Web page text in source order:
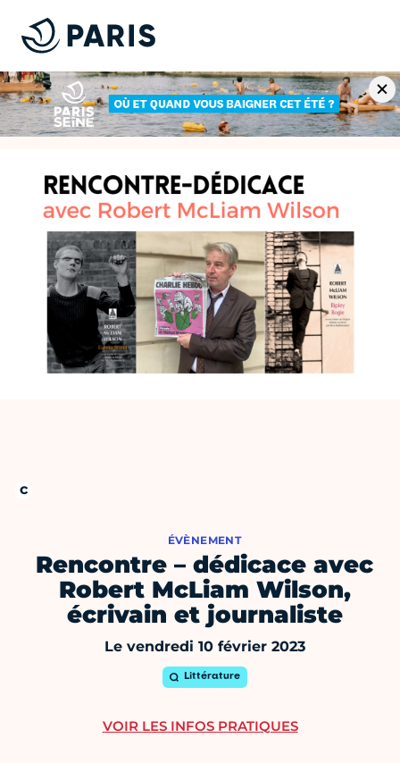
ÉVÈNEMENT
Rencontre – dédicace avec
Robert McLiam Wilson,
écrivain et journaliste
Le vendredi 10 février 2023
Littérature
VOIR LES INFOS PRATIQUES